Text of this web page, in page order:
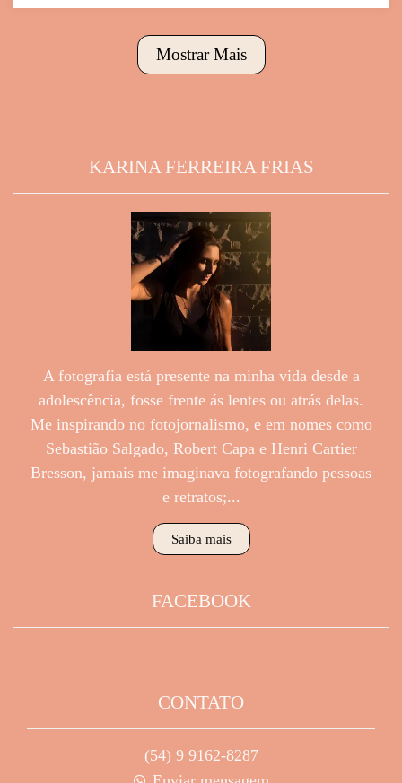
Mostrar Mais
KARINA FERREIRA FRIAS
A fotografia está presente na minha vida desde a
adolescência, fosse frente ás lentes ou atrás delas.
Me inspirando no fotojornalismo, e em nomes como
Sebastião Salgado, Robert Capa e Henri Cartier
Bresson, jamais me imaginava fotografando pessoas
e retratos;...
Saiba mais
FACEBOOK
CONTATO
(54) 9 9162-8287